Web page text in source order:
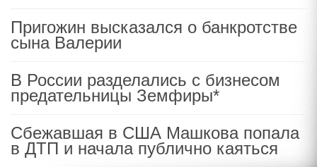
Пригожин высказался о банкротстве
сына Валерии
В России разделались с бизнесом
предательницы Земфиры*
Сбежавшая в США Машкова попала
в ДТП и начала публично каяться